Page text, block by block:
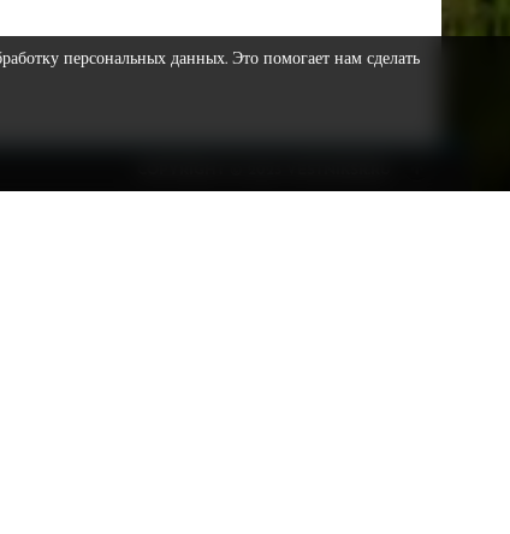
персональных данных. Это помогает нам сделать